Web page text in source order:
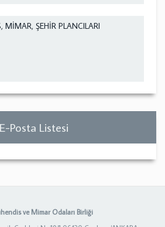
MİMAR, ŞEHİR PLANCILARI
E-Posta Listesi
ve Mimar Odaları Birliği